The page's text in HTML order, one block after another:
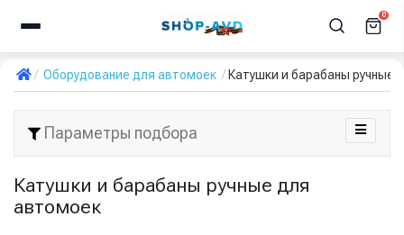
0
Оборудование для автомоек Катушки и барабаны ручные
Параметры подбора
Катушки и барабаны ручные для
автомоек